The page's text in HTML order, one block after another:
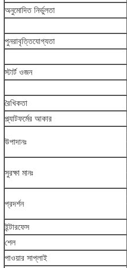
অনুমোদিত নির্ভুলতা
পুনরাবৃত্তিযোগ্যতা
স্টার্ট ওজন
রৈখিকতা
প্ল্যাটফর্মের আকার
উপাদানঃ
সুরক্ষা মানঃ
প্রদর্শন
ইন্টারফেস
শেল
পাওয়ার সাপ্লাই